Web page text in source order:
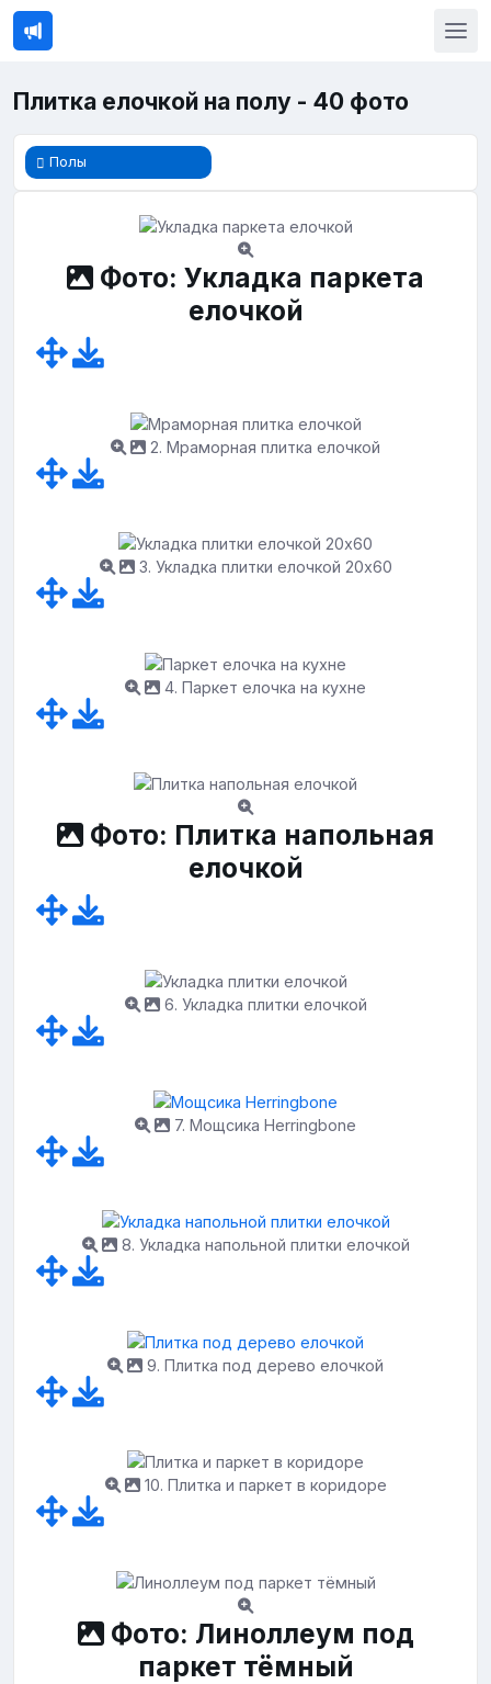
Плитка елочкой на полу - 40 фото
Полы
Фото: Укладка паркета
елочкой
2. Мраморная плитка елочкой
3. Укладка плитки елочкой 20х60
4. Паркет елочка на кухне
Фото: Плитка напольная
елочкой
6. Укладка плитки елочкой
7. Мощсика Herringbone
8. Укладка напольной плитки елочкой
9. Плитка под дерево елочкой
10. Плитка и паркет в коридоре
Фото: Линоллеум под
паркет тёмный